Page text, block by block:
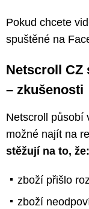
Pokud chcete
spuštěné na
Netscroll CZ
– zkušenosti
Netscroll působí
možné najít na
stěžují na to, že:
zboží přišlo
zboží